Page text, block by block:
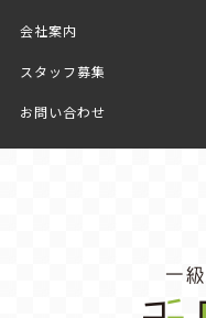
会社案内
スタッフ募集
お問い合わせ